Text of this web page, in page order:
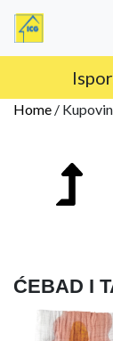
Home /
ĆEBAD I